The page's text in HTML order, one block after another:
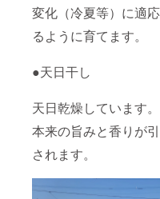
変化（冷夏等）に適
るように育てます。
●天日干し
天日乾燥しています
本来の旨みと香りが
されます。